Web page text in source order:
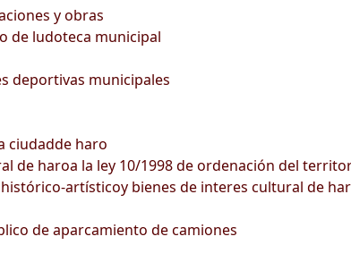
y obras
de ludoteca municipal
deportivas municipales
ciudadde haro
de haroa la ley 10/1998 de ordenación del
artísticoy bienes de interes cultural de
de aparcamiento de camiones